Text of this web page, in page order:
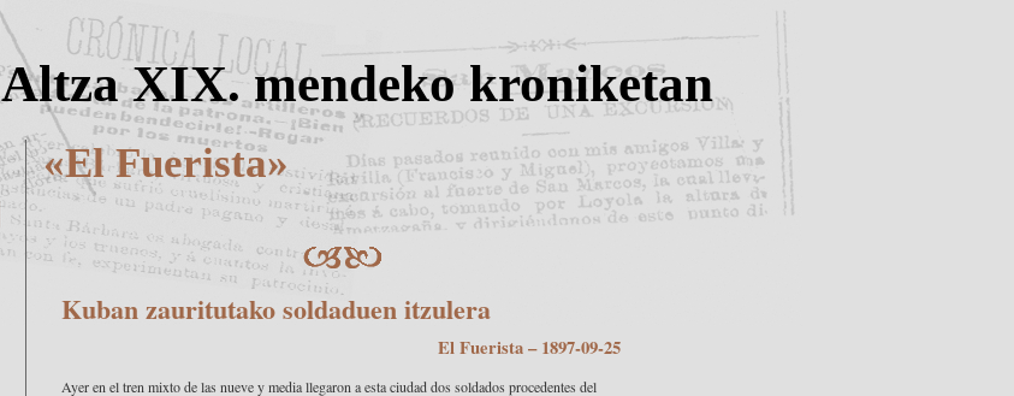
Altza XIX. mendeko kroniketan
«El Fuerista»
Kuban zauritutako soldaduen itzulera
El Fuerista– 1897-09-25
Ayer en el tren mixto de las nueve y media llegaron a esta ciudad dos soldados procedentes del